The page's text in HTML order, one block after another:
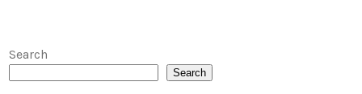
Search
Search